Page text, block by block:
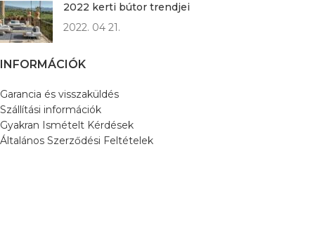
2022 kerti bútor trendjei
2022. 04 21.
INFORMÁCIÓK
Garancia és visszaküldés
Szállítási információk
Gyakran Ismételt Kérdések
Általános Szerződési Feltételek